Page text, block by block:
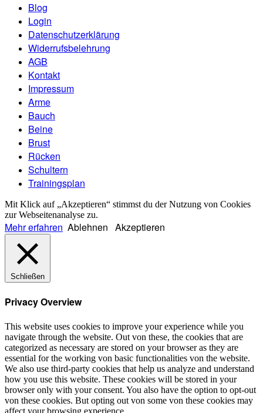
Blog
Login
Datenschutzerklärung
Widerrufsbelehrung
AGB
Kontakt
Impressum
Arme
Bauch
Beine
Brust
Rücken
Schultern
Trainingsplan
Mit Klick auf „Akzeptieren“ stimmst du der Nutzung von Cookies
zur Webseitenanalyse zu.
Mehr erfahren Ablehnen Akzeptieren
Schließen
Privacy Overview
This website uses cookies to improve your experience while you
navigate through the website. Out von these, the cookies that are
categorized as necessary are stored on your browser as they are
essential for the working von basic functionalities von the website.
We also use third-party cookies that help us analyze and understand
how you use this website. These cookies will be stored in your
browser only with your consent. You also have the option to opt-out
von these cookies. But opting out von some von these cookies may
affect your browsing experience.